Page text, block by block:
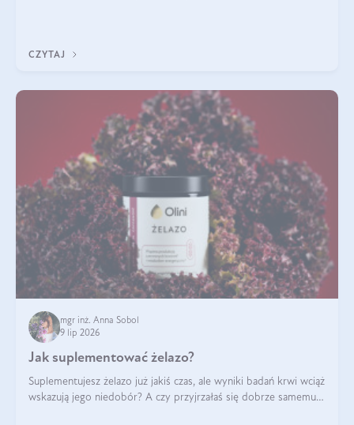
CZYTAJ
mgr inż. Anna Sobol
9 lip 2026
Jak suplementować żelazo?
Suplementujesz żelazo już jakiś czas, ale wyniki badań krwi wciąż
wskazują jego niedobór? A czy przyjrzałaś się dobrze samemu